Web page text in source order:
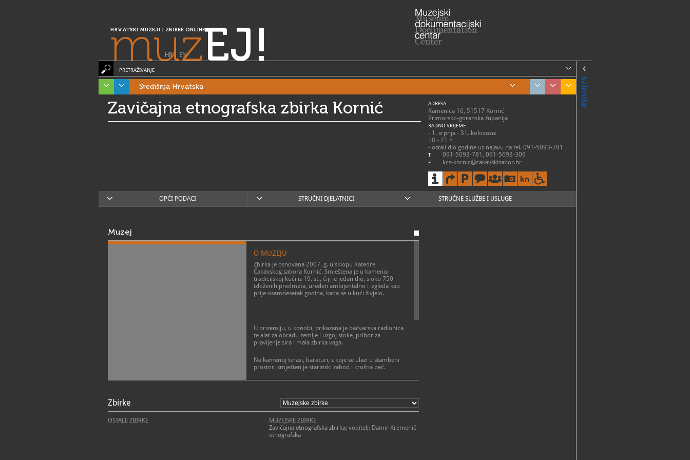
HRVATSKI MUZEJI I ZBIRKE ONLINE
muzEJ!
HR| EN
kalendar
PRETRAŽIVANJE
Središnja Hrvatska
Zavičajna etnografska zbirka Kornić ADRESA
Kamenica 16, 51517 Kornić
Primorsko-goranska županija
RADNO VRIJEME
- 1. srpnja - 31. kolovoza:
18 - 21 h
- ostali dio godine uz najavu na tel. 091-5093-781
T 091-5093-781, 091-5693-309
E kcs-kornic@cakavskisabor.hr
OPĆI PODACI STRUČNI DJELATNICI STRUČNE SLUŽBE I USLUGE
Muzej
O MUZEJU
Zbirka je osnovana 2007. g. u sklopu Katedre
Čakavskog sabora Kornić. Smještena je u kamenoj
tradicijskoj kući iz 19. st., čiji je jedan dio, s oko 750
izloženih predmeta, uređen ambijentalno i izgleda kao
prije osamdesetak godina, kada se u kući živjelo.
U prizemlju, u konobi, prikazana je bačvarska radionica
te alat za obradu zemlje i uzgoj stoke, pribor za
pravljenje sira i mala zbirka vaga.
Na kamenoj terasi, baraturi, s koje se ulazi u stambeni
prostor, smješten je starinski zahod i krušna peć.
cjelokupnim inventarom.
Na drugom su katu izložene postelje i ormari. Taj
prostor služi i za povremene izložbe.
Zbirke
OSTALE ZBIRKE
MUZEJSKE ZBIRKE
Zavičajna etnografska zbirka; voditelj: Damir Kremenić
etnografska